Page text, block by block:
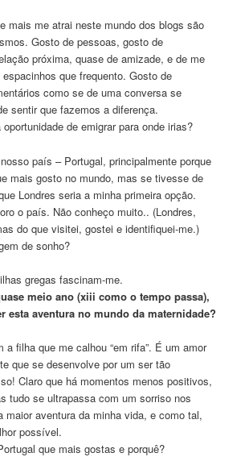
mais me atrai neste mundo dos blogs são
Gosto de pessoas, gosto de
próxima, quase de amizade, e de me
que frequento. Gosto de
como se de uma conversa se
sentir que fazemos a diferença.
de emigrar para onde irias?
país – Portugal, principalmente porque
mais gosto no mundo, mas se tivesse de
Londres seria a minha primeira opção.
o país. Não conheço muito.. (Londres,
do que visitei, gostei e identifiquei-me.)
de sonho?
gregas fascinam-me.
meio ano (xiii como o tempo passa),
esta aventura no mundo da maternidade?
a filha que me calhou “em rifa”. É um amor
que se desenvolve por um ser tão
Claro que há momentos menos positivos,
tudo se ultrapassa com um sorriso nos
maior aventura da minha vida, e como tal,
possível.
que mais gostas e porquê?